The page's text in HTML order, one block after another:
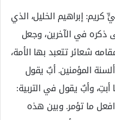
إبراهيم الخليل، الذي
ذكره في الآخرين، وجعل
شعائر تتعبد بها الأمة،
المؤمنين. أبٌ يقول
وأبٌ يقول في التربية:
ما تؤمر. وبين هذه